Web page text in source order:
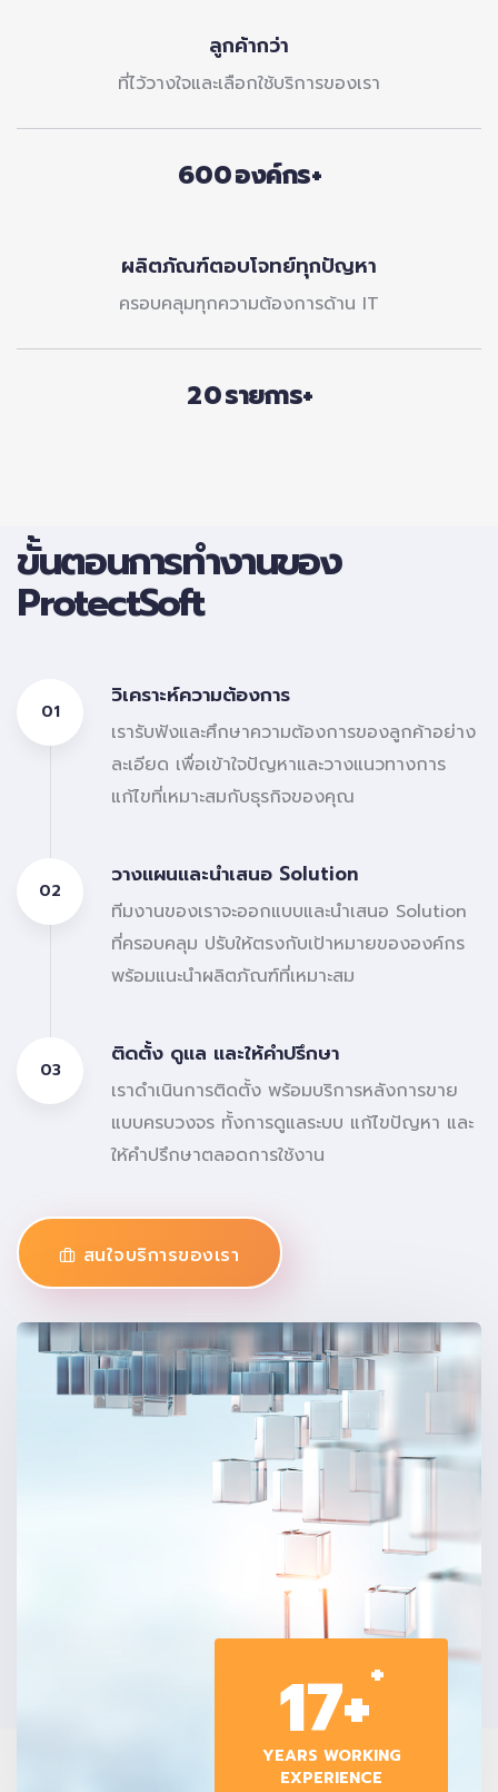
4
5
6
7
7
8
9
ลูกค้ากว่า
ที่ไว้วางใจและเลือกใช้บริการของเรา
4
5
6
9
0
2
3
4
5
6
0
3
4
5
6
ผลิตภัณฑ์ตอบโจทย์ทุกปัญหา
ครอบคลุมทุกความต้องการด้าน IT
0
1
2
6
7
8
0
4
5
6
8
9
ขั้นตอนการทำงานของ
ProtectSoft
01
วิเคราะห์ความต้องการ
เรารับฟังและศึกษาความต้องการของลูกค้าอย่าง
ละเอียด เพื่อเข้าใจปัญหาและวางแนวทางการ
แก้ไขที่เหมาะสมกับธุรกิจของคุณ
02
วางแผนและนำเสนอ Solution
ทีมงานของเราจะออกแบบและนำเสนอ Solution
ที่ครอบคลุม ปรับให้ตรงกับเป้าหมายขององค์กร
พร้อมแนะนำผลิตภัณฑ์ที่เหมาะสม
03
ติดตั้ง ดูแล และให้คำปรึกษา
เราดำเนินการติดตั้ง พร้อมบริการหลังการขาย
แบบครบวงจร ทั้งการดูแลระบบ แก้ไขปัญหา และ
ให้คำปรึกษาตลอดการใช้งาน
สนใจบริการของเรา
17++
YEARS WORKING
EXPERIENCE